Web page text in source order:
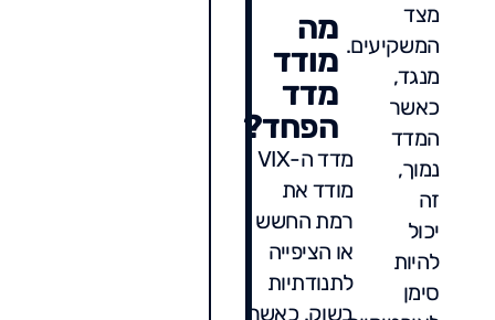
מצד
המשקיעים.
מנגד,
כאשר
המדד
נמוך,
זה
יכול
להיות
סימן
מה
מודד
מדד
הפחד?
מדד ה-VIX
מודד את
רמת החשש
או הציפייה
לתנודתיות
בשוק. כאשר